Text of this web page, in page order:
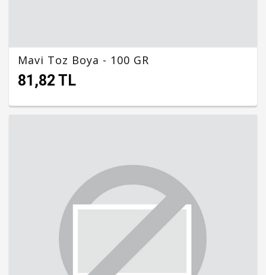
Mavi Toz Boya - 100 GR
81,82 TL